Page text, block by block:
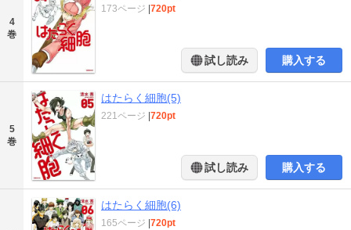
4
巻
173ページ 720pt
試し読み 購入する
5
巻
はたらく細胞(5)
221ページ 720pt
試し読み 購入する
はたらく細胞(6)
165ページ 720pt